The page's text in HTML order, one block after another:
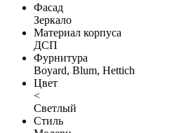
Фасад
Зеркало
Материал корпуса
ДСП
Фурнитура
Boyard, Blum, Hettich
Цвет
<
Светлый
Стиль